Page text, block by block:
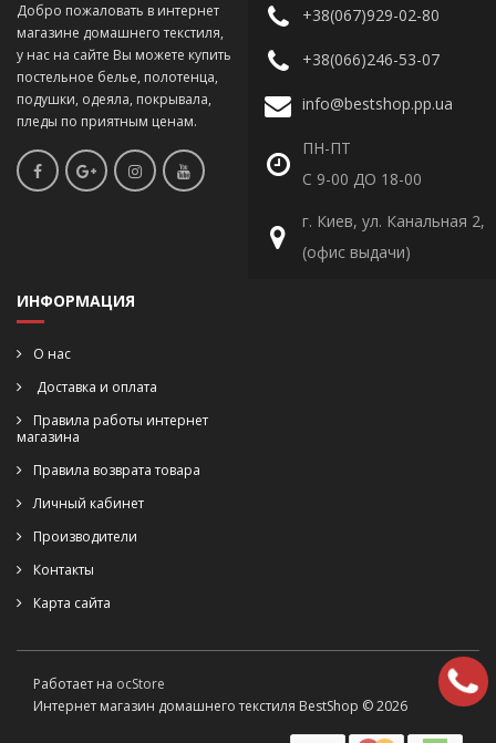
Добро пожаловать в интернет
магазине домашнего текстиля,
у нас на сайте Вы можете купить
постельное белье, полотенца,
подушки, одеяла, покрывала,
пледы по приятным ценам.
+38(067)929-02-80
+38(066)246-53-07
info@bestshop.pp.ua
ПН-ПТ
С 9-00 ДО 18-00
г. Киев, ул. Канальная 2,
(офис выдачи)
ИНФОРМАЦИЯ
О нас
Доставка и оплата
Правила работы интернет
магазина
Правила возврата товара
Личный кабинет
Производители
Контакты
Карта сайта
Работает на ocStore
Интернет магазин домашнего текстиля BestShop © 2026